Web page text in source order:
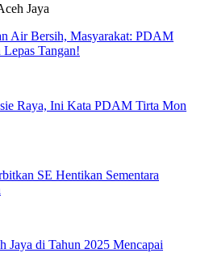
Jaya
Air Bersih, Masyarakat: PDAM
Tangan!
Raya, Ini Kata PDAM Tirta Mon
SE Hentikan Sementara
Jaya di Tahun 2025 Mencapai